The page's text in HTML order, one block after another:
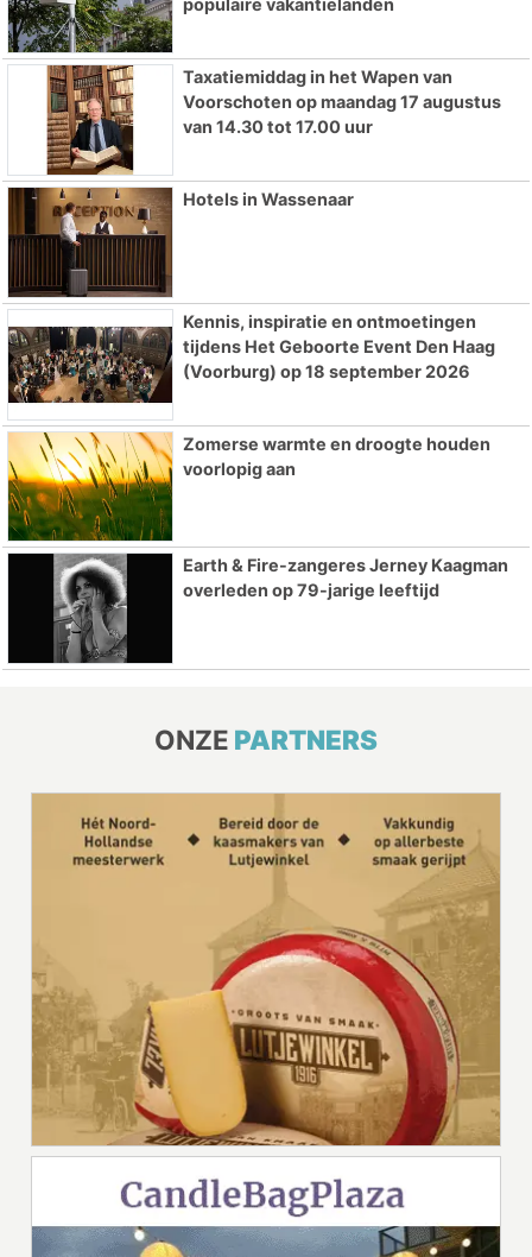
populaire vakantielanden
Taxatiemiddag in het Wapen van
Voorschoten op maandag 17 augustus
van 14.30 tot 17.00 uur
Hotels in Wassenaar
Kennis, inspiratie en ontmoetingen
tijdens Het Geboorte Event Den Haag
(Voorburg) op 18 september 2026
Zomerse warmte en droogte houden
voorlopig aan
Earth & Fire-zangeres Jerney Kaagman
overleden op 79-jarige leeftijd
ONZE PARTNERS